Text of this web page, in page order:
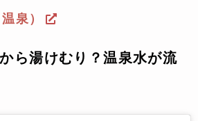
泉）
ら湯けむり？温泉水が流